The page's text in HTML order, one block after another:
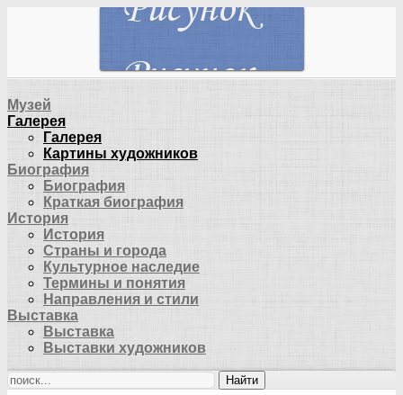
Музей
Галерея
Галерея
Картины художников
Биография
Биография
Краткая биография
История
История
Страны и города
Культурное наследие
Термины и понятия
Направления и стили
Выставка
Выставка
Выставки художников
Найти